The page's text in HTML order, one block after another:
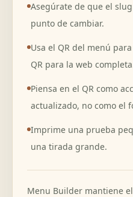
Asegúrate de que el
punto de cambiar.
Usa el QR del menú
QR para la web
Piensa en el QR como
actualizado, no como el
Imprime una prueba
una tirada grande.
Menu Builder mantiene